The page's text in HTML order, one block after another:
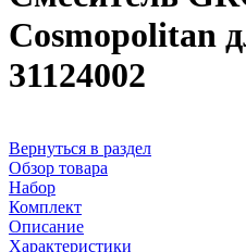
Cosmopolitan
31124002
Вернуться в раздел
Обзор товара
Набор
Комплект
Описание
Характеристики